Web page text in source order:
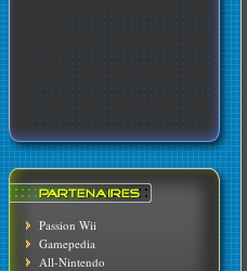
Passion Wii
Gamepedia
All-Nintendo